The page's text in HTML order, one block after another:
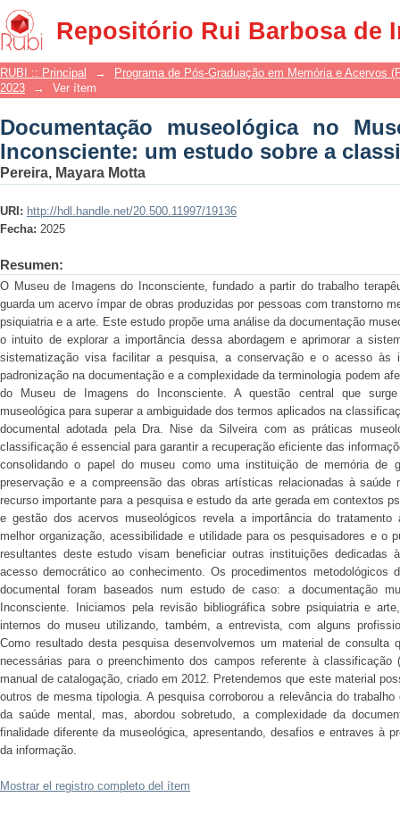
Repositório Rui Barbosa de
Documentação museológica no
sobre a classificação temática
RUBI :: Principal →
Programa de Pós-Graduação em Memória e Acervos
2023
→ Ver ítem
Documentação museológica no
Inconsciente: um estudo sobre a
Pereira, Mayara Motta
URI: http://hdl.handle.net/20.500.11997/19136
Fecha: 2025
Resumen:
O Museu de Imagens do Inconsciente, fundado a partir do trabalho
guarda um acervo ímpar de obras produzidas por pessoas com transtorno
psiquiatria e a arte. Este estudo propõe uma análise da documentação
o intuito de explorar a importância dessa abordagem e aprimorar a
sistematização visa facilitar a pesquisa, a conservação e o acesso
padronização na documentação e a complexidade da terminologia podem
do Museu de Imagens do Inconsciente. A questão central que
museológica para superar a ambiguidade dos termos aplicados na
documental adotada pela Dra. Nise da Silveira com as práticas
classificação é essencial para garantir a recuperação eficiente das
consolidando o papel do museu como uma instituição de memória de
preservação e a compreensão das obras artísticas relacionadas à
recurso importante para a pesquisa e estudo da arte gerada em contextos
e gestão dos acervos museológicos revela a importância do tratamento
melhor organização, acessibilidade e utilidade para os pesquisadores e o
resultantes deste estudo visam beneficiar outras instituições
acesso democrático ao conhecimento. Os procedimentos metodológicos
documental foram baseados num estudo de caso: a documentação
Inconsciente. Iniciamos pela revisão bibliográfica sobre psiquiatria e
internos do museu utilizando, também, a entrevista, com alguns
Como resultado desta pesquisa desenvolvemos um material de consulta
necessárias para o preenchimento dos campos referente à
manual de catalogação, criado em 2012. Pretendemos que este material
outros de mesma tipologia. A pesquisa corroborou a relevância do
da saúde mental, mas, abordou sobretudo, a complexidade da
finalidade diferente da museológica, apresentando, desafios e entraves à
da informação.
Mostrar el registro completo del ítem